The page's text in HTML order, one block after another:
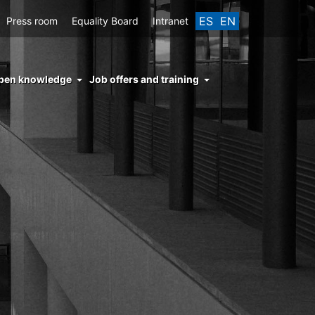
ES EN
Press room Equality Board Intranet
knowledge Job offers and training